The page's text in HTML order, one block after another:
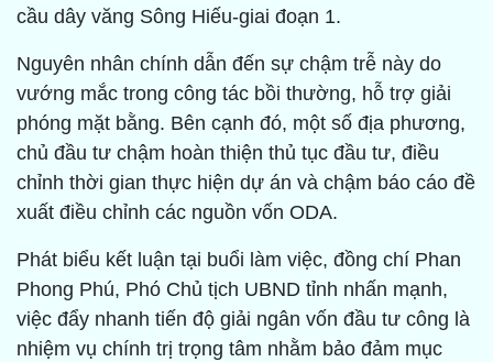
cầu dây văng Sông Hiếu-giai đoạn 1.
Nguyên nhân chính dẫn đến sự chậm trễ này do
vướng mắc trong công tác bồi thường, hỗ trợ giải
phóng mặt bằng. Bên cạnh đó, một số địa phương,
chủ đầu tư chậm hoàn thiện thủ tục đầu tư, điều
chỉnh thời gian thực hiện dự án và chậm báo cáo đề
xuất điều chỉnh các nguồn vốn ODA.
Phát biểu kết luận tại buổi làm việc, đồng chí Phan
Phong Phú, Phó Chủ tịch UBND tỉnh nhấn mạnh,
việc đẩy nhanh tiến độ giải ngân vốn đầu tư công là
nhiệm vụ chính trị trọng tâm nhằm bảo đảm mục